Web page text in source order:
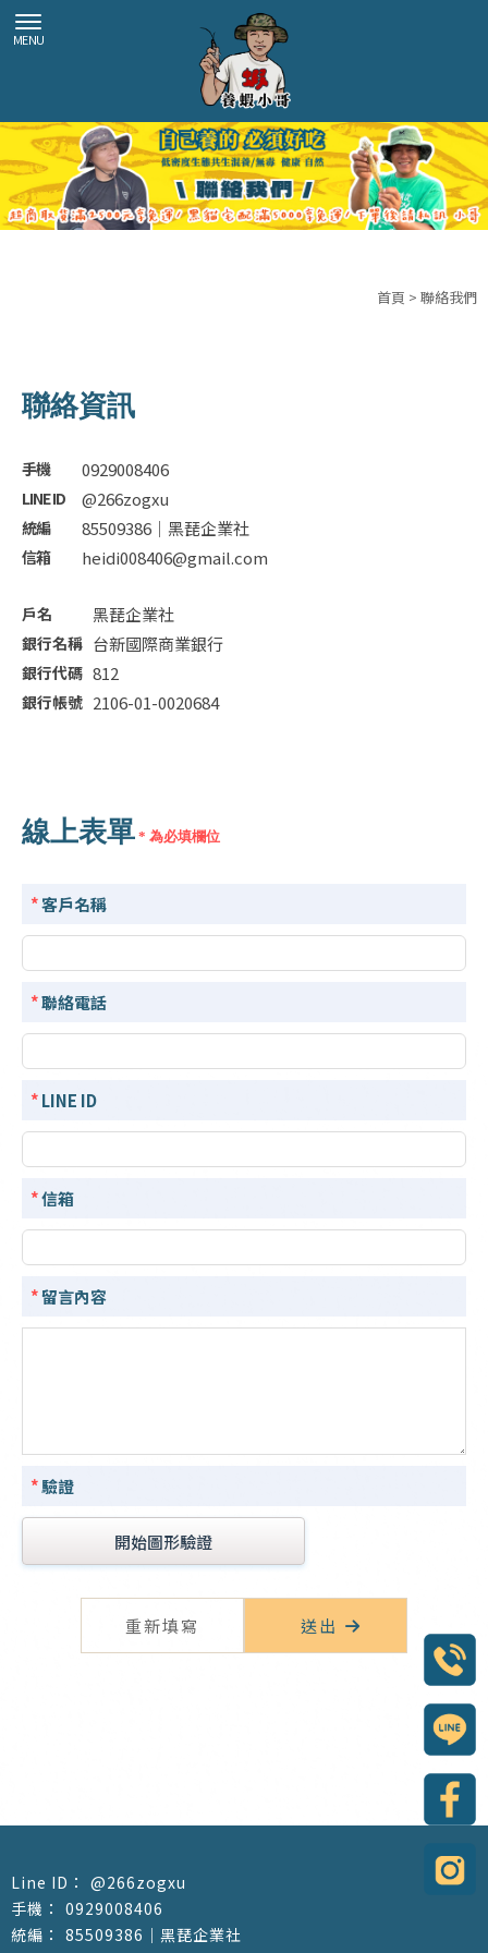
首頁 > 聯絡我們
聯絡資訊
0929008406
@266zogxu
85509386｜黑琵企業社
heidi008406@gmail.com
黑琵企業社
台新國際商業銀行
812
2106-01-0020684
線上表單 * 為必填欄位
*客戶名稱
*聯絡電話
*LINE ID
*信箱
*留言內容
*驗證
開始圖形驗證
@266zogxu
0929008406
85509386｜黑琵企業社